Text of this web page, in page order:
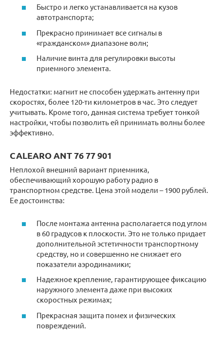
Быстро и легко устанавливается на кузов
автотранспорта;
Прекрасно принимает все сигналы в
«гражданском» диапазоне волн;
Наличие винта для регулировки высоты
приемного элемента.
Недостатки: магнит не способен удержать антенну при
скоростях, более 120-ти километров в час. Это следует
учитывать. Кроме того, данная система требует тонкой
настройки, чтобы позволить ей принимать волны более
эффективно.
CALEARO ANT 76 77 901
Неплохой внешний вариант приемника,
обеспечивающий хорошую работу радио в
транспортном средстве. Цена этой модели – 1900 рублей.
Ее достоинства:
После монтажа антенна располагается под углом
в 60 градусов к плоскости. Это не только придает
дополнительной эстетичности транспортному
средству, но и совершенно не снижает его
показатели аэродинамики;
Надежное крепление, гарантирующее фиксацию
наружного элемента даже при высоких
скоростных режимах;
Прекрасная защита помех и физических
повреждений.